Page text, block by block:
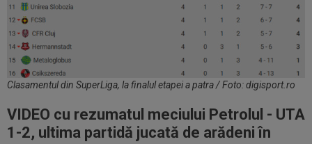
Clasamentul din SuperLiga, la finalul etapei a patra / Foto: digisport.ro
VIDEO cu rezumatul meciului Petrolul - UTA
1-2, ultima partidă jucată de arădeni în